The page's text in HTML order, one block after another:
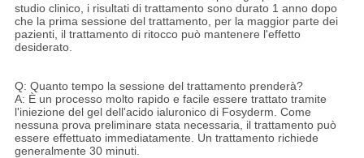
studio clinico, i risultati di trattamento sono durato 1 anno dopo
che la prima sessione del trattamento, per la maggior parte dei
pazienti, il trattamento di ritocco può mantenere l'effetto
desiderato.
Q: Quanto tempo la sessione del trattamento prenderà?
A: È un processo molto rapido e facile essere trattato tramite
l'iniezione del gel dell'acido ialuronico di Fosyderm. Come
nessuna prova preliminare stata necessaria, il trattamento può
essere effettuato immediatamente. Un trattamento richiede
generalmente 30 minuti.